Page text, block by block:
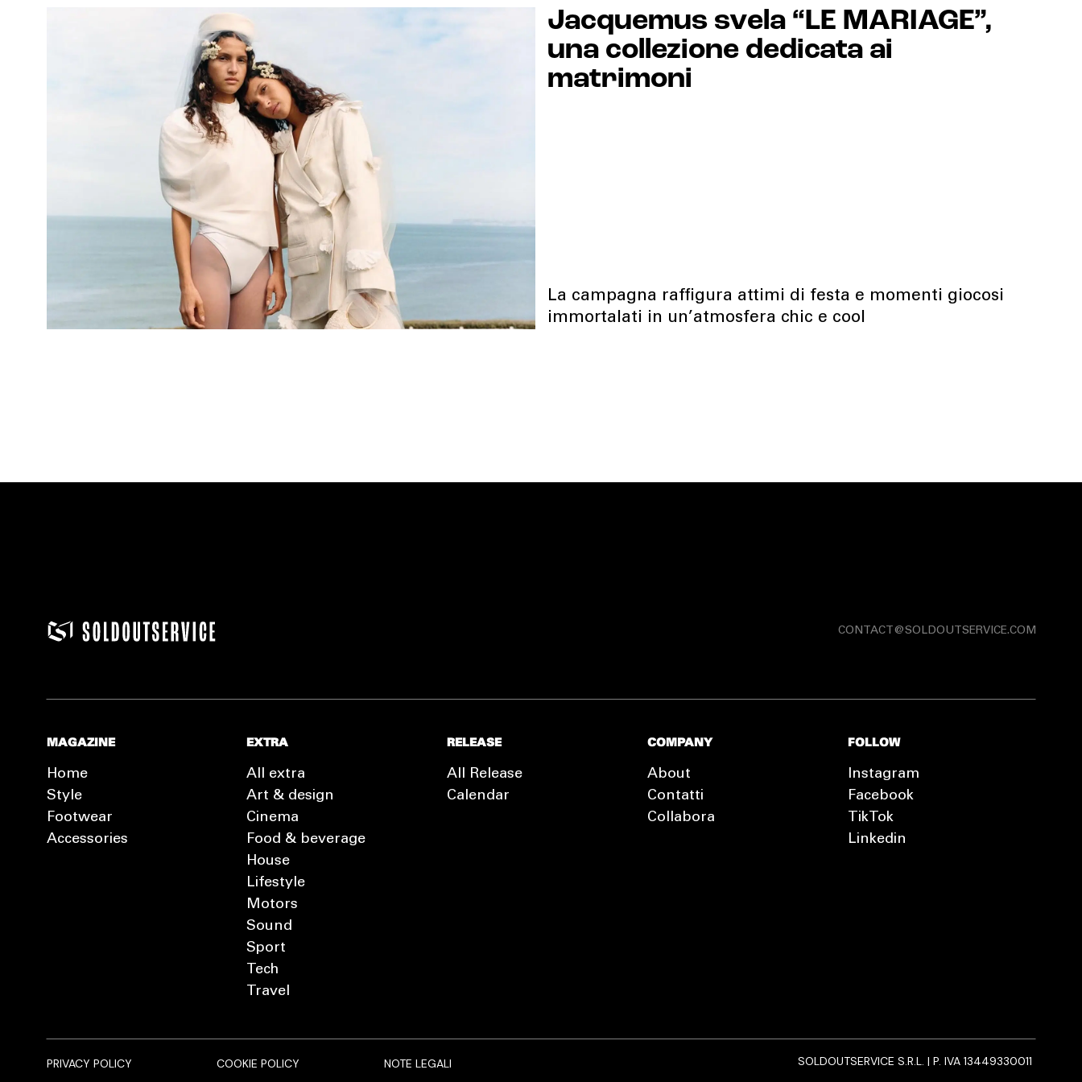
Jacquemus svela “LE MARIAGE”,
una collezione dedicata ai
matrimoni
La campagna raffigura attimi di festa e momenti giocosi
immortalati in un’atmosfera chic e cool
CONTACT@SOLDOUTSERVICE.COM
MAGAZINE
Home
Style
Footwear
Accessories
EXTRA
All extra
Art & design
Cinema
Food & beverage
House
Lifestyle
Motors
Sound
Sport
Tech
Travel
RELEASE
All Release
Calendar
COMPANY
About
Contatti
Collabora
FOLLOW
Instagram
Facebook
TikTok
Linkedin
PRIVACY POLICY COOKIE POLICY NOTE LEGALI SOLDOUTSERVICE S.R.L. | P. IVA 13449330011